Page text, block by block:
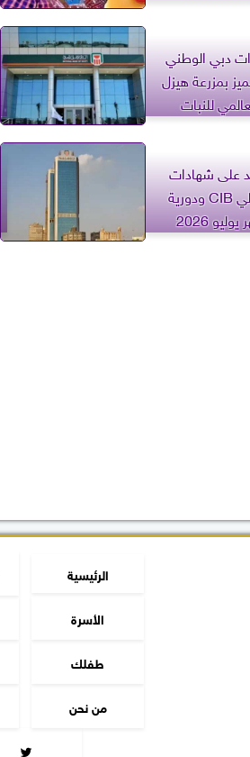
دبي الوطني
بمزرعة هيزل
للنبات
على شهادات
البنك التجاري الدولي CIB ودورية
2026
الرئيسية
الأسرة
طفلك
من نحن
